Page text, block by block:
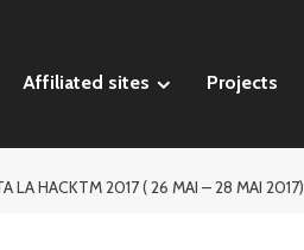
Affiliated sites Projects
LA HACKTM 2017 ( 26 MAI – 28 MAI 2017)